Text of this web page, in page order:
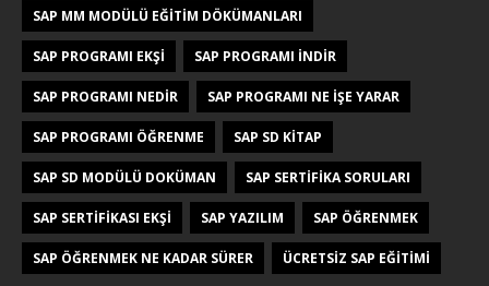
SAP MM MODÜLÜ EĞITIM DÖKÜMANLARI
SAP PROGRAMI EKŞI SAP PROGRAMI INDIR
SAP PROGRAMI NEDIR SAP PROGRAMI NE IŞE YARAR
SAP PROGRAMI ÖĞRENME SAP SD KITAP
SAP SD MODÜLÜ DOKÜMAN SAP SERTIFIKA SORULARI
SAP SERTIFIKASI EKŞI SAP YAZILIM SAP ÖĞRENMEK
SAP ÖĞRENMEK NE KADAR SÜRER ÜCRETSIZ SAP EĞITIMI